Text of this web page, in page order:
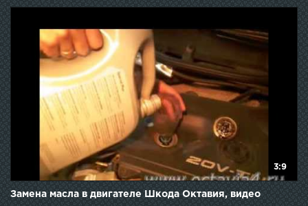
3:9
Замена масла в двигателе Шкода Октавия, видео